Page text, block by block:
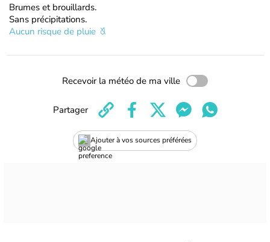
Brumes et brouillards.
Sans précipitations.
Aucun risque de pluie
Recevoir la météo de ma ville
Ajouter à vos sources préférées
Partager